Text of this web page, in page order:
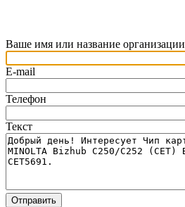
Ваше имя или название организации
E-mail
Телефон
Текст
Отправить